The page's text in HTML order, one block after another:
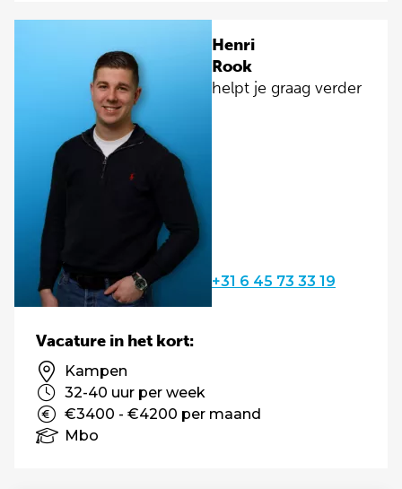
Henri
Rook
helpt je graag verder
+31 6 45 73 33 19
Vacature in het kort:
Kampen
32-40 uur per week
€3400 - €4200 per maand
Mbo